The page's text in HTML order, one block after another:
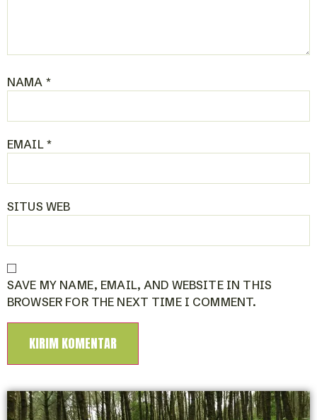
NAMA *
EMAIL *
SITUS WEB
SAVE MY NAME, EMAIL, AND WEBSITE IN THIS
BROWSER FOR THE NEXT TIME I COMMENT.